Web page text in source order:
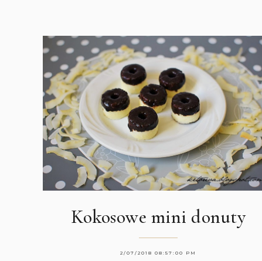
Kokosowe mini donuty
2/07/2018 08:57:00 PM